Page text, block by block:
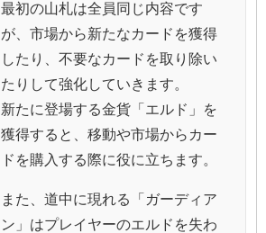
最初の山札は全員同じ内容です
が、市場から新たなカードを獲得
したり、不要なカードを取り除い
たりして強化していきます。
新たに登場する金貨「エルド」を
獲得すると、移動や市場からカー
ドを購入する際に役に立ちます。
また、道中に現れる「ガーディア
ン」はプレイヤーのエルドを失わ